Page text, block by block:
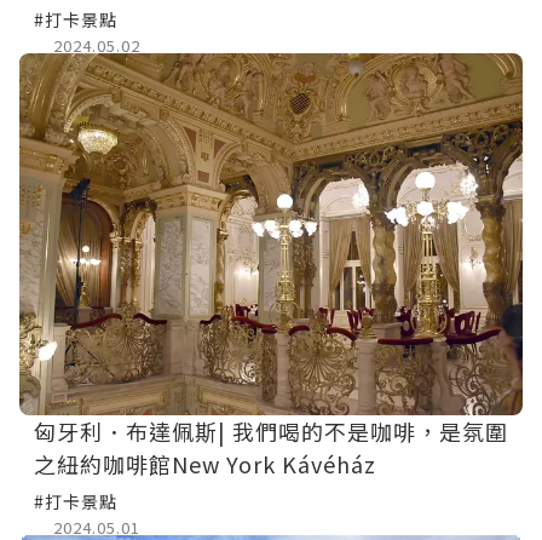
#打卡景點
2024.05.02
匈牙利．布達佩斯| 我們喝的不是咖啡，是氛圍
之紐約咖啡館New York Kávéház
#打卡景點
2024.05.01